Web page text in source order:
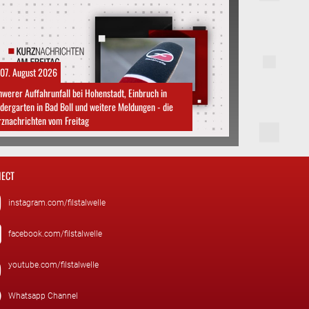
07. August 2026
Auffahrunfall bei Hohenstadt, Einbruch in
in Bad Boll und weitere Meldungen - die
vom Freitag
instagram.com/filstalwelle
facebook.com/filstalwelle
youtube.com/filstalwelle
Whatsapp Channel